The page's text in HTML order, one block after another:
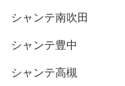
シャンテ南吹田
シャンテ豊中
シャンテ高槻